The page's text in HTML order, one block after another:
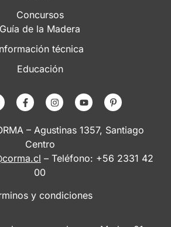
Concursos
Guía de la Madera
técnica
Educación
– Agustinas 1357, Santiago
Centro
– Teléfono: +56 2331 42
00
y condiciones